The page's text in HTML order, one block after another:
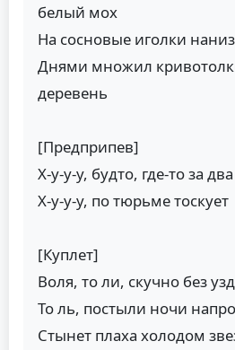
белый мох
На сосновые иголки
Днями множил
деревень
[Предприпев]
Х-у-у-у, будто, где-то за
Х-у-у-у, по тюрьме тоскует
[Куплет]
Воля, то ли, скучно без
То ль, постыли ночи
Стынет плаха холодом